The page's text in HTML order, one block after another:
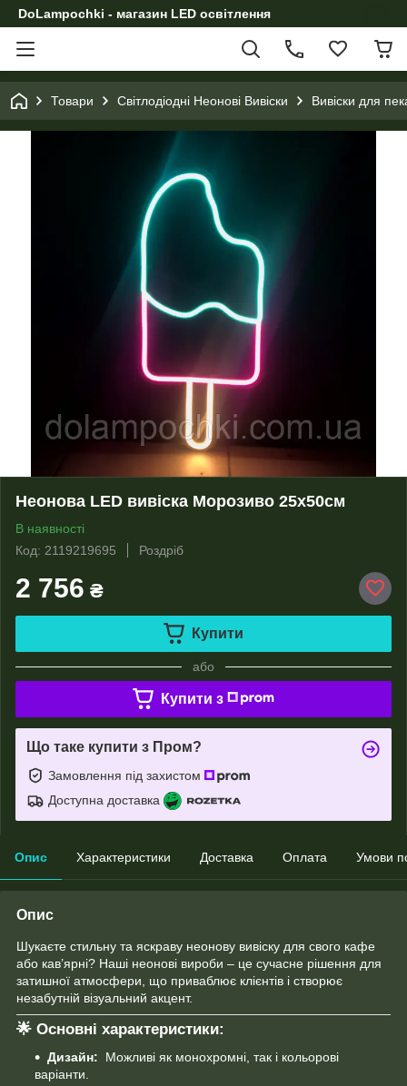
DoLampochki - магазин LED освітлення
Товари Світлодіодні Неонові Вивіски Вивіски для
Неонова LED вивіска Морозиво 25х50см
В наявності
Код: 2119219695
Роздріб
2 756 ₴
Купити
або
Купити з
Що таке купити з Пром?
Замовлення під захистом
Доступна доставка
Опис Характеристики Доставка Оплата Умови
Опис
Шукаєте стильну та яскраву неонову вивіску для свого кафе
або кав’ярні? Наші неонові вироби – це сучасне рішення для
затишної атмосфери, що приваблює клієнтів і створює
незабутній візуальний акцент.
🌟 Основні характеристики:
Дизайн: Можливі як монохромні, так і кольорові
варіанти.